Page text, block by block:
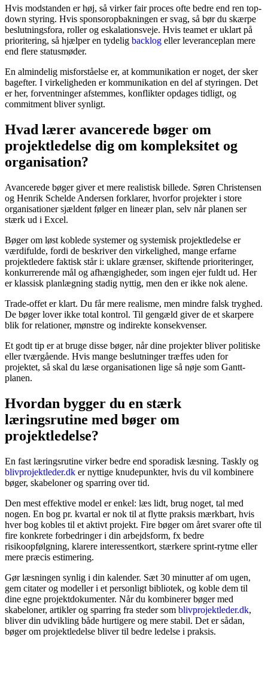
Hvis modstanden er høj, så virker fair proces ofte bedre end ren top-
down styring. Hvis sponsoropbakningen er svag, så bør du skærpe
beslutningsfora, roller og eskalationsveje. Hvis teamet er uklart på
prioritering, så hjælper en tydelig backlog eller leveranceplan mere
end flere statusmøder.
En almindelig misforståelse er, at kommunikation er noget, der sker
bagefter. I virkeligheden er kommunikation en del af styringen. Det
er her, forventninger afstemmes, konflikter opdages tidligt, og
commitment bliver synligt.
Hvad lærer avancerede bøger om
projektledelse dig om kompleksitet og
organisation?
Avancerede bøger giver et mere realistisk billede. Søren Christensen
og Henrik Schelde Andersen forklarer, hvorfor projekter i store
organisationer sjældent følger en lineær plan, selv når planen ser
stærk ud i Excel.
Bøger om løst koblede systemer og systemisk projektledelse er
værdifulde, fordi de beskriver den virkelighed, mange erfarne
projektledere faktisk står i: uklare grænser, skiftende prioriteringer,
konkurrerende mål og afhængigheder, som ingen ejer fuldt ud. Her
er klassisk planlægning stadig nyttig, men den er ikke nok alene.
Trade-offet er klart. Du får mere realisme, men mindre falsk tryghed.
De bøger lover ikke total kontrol. Til gengæld giver de et skarpere
blik for relationer, mønstre og indirekte konsekvenser.
Et godt tip er at bruge disse bøger, når dine projekter bliver politiske
eller tværgående. Hvis mange beslutninger træffes uden for
projektet, så skal du læse organisationen lige så nøje som Gantt-
planen.
Hvordan bygger du en stærk
læringsrutine med bøger om
projektledelse?
En fast læringsrutine virker bedre end sporadisk læsning. Taskly og
blivprojektleder.dk er nyttige knudepunkter, hvis du vil kombinere
bøger, skabeloner og sparring over tid.
Den mest effektive model er enkel: læs lidt, brug noget, tal med
nogen. En bog pr. kvartal er nok til at flytte praksis mærkbart, hvis
hver bog kobles til et aktivt projekt. Fire bøger om året svarer ofte til
fire konkrete forbedringer i din arbejdsform, fx bedre
risikoopfølgning, klarere interessentkort, stærkere sprint-rytme eller
mere præcis estimering.
Gør læsningen synlig i din kalender. Sæt 30 minutter af om ugen,
gem citater og modeller i et personligt bibliotek, og koble dem til
dine egne projektdokumenter. Når du kombinerer bøger med
skabeloner, artikler og sparring fra steder som blivprojektleder.dk,
bliver din udvikling både hurtigere og mere stabil. Det er sådan,
bøger om projektledelse bliver til bedre ledelse i praksis.